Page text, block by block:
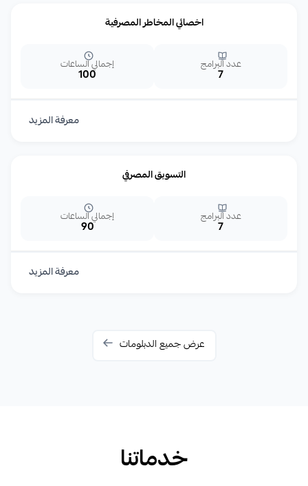
اخصائي المخاطر المصرفية
عدد البرامج
100
إجمالي الساعات
معرفة المزيد
التسويق المصرفي
عدد البرامج
90
إجمالي الساعات
معرفة المزيد
عرض جميع الدبلومات
خدماتنا